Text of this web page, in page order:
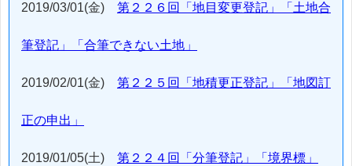
2019/03/01(金) 第２２６回「地目変更登記」「土地合
筆登記」「合筆できない土地」
2019/02/01(金) 第２２５回「地積更正登記」「地図訂
正の申出」
2019/01/05(土) 第２２４回「分筆登記」「境界標」